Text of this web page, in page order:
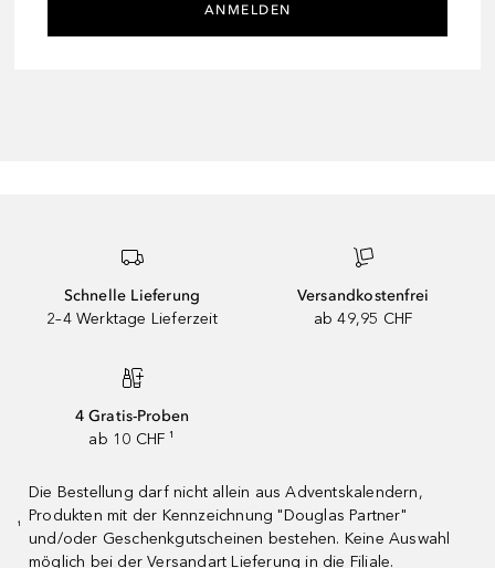
ANMELDEN
Schnelle Lieferung
2–4 Werktage Lieferzeit
Versandkostenfrei
ab 49,95 CHF
4 Gratis-Proben
ab 10 CHF ¹
¹
Die Bestellung darf nicht allein aus Adventskalendern,
Produkten mit der Kennzeichnung "Douglas Partner"
und/oder Geschenkgutscheinen bestehen. Keine Auswahl
möglich bei der Versandart Lieferung in die Filiale.